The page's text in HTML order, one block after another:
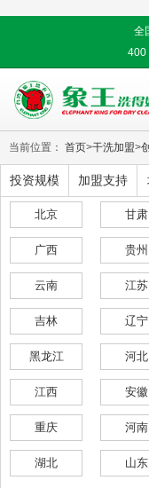
全
400
当前位置： 首页>干洗加盟>
投资规模 加盟支持
北京 甘肃
广西 贵州
云南 江苏
吉林 辽宁
黑龙江 河北
江西 安徽
重庆 河南
湖北 山东